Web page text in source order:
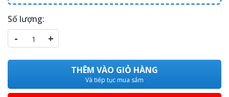
Số lượng:
- +
THÊM VÀO GIỎ HÀNG
Và tiếp tục mua sắm